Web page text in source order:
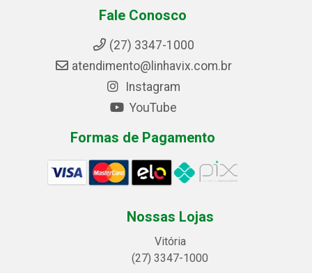
Fale Conosco
(27) 3347-1000
atendimento@linhavix.com.br
Instagram
YouTube
Formas de Pagamento
Nossas Lojas
Vitória
(27) 3347-1000